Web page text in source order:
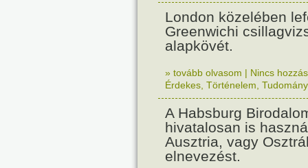
London közelében
Greenwichi
alapkövét.
» tovább olvasom | Nincs
Érdekes Történelem Tudomány
A Habsburg
hivatalosan is
Ausztria, vagy
elnevezést.